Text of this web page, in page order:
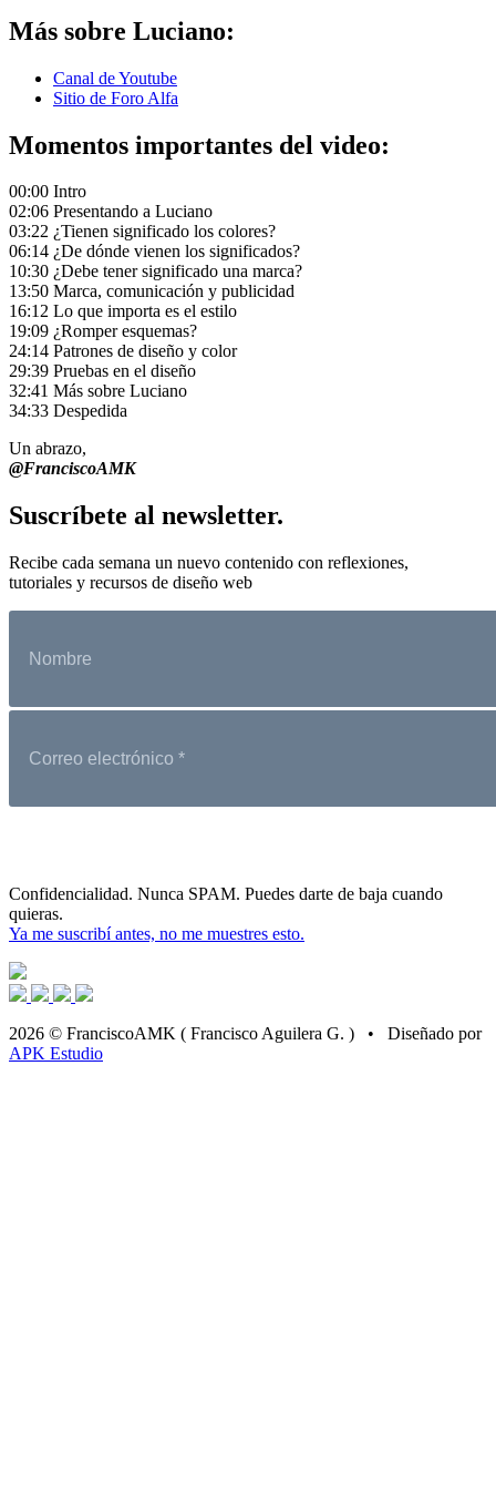
Más sobre Luciano:
Canal de Youtube
Sitio de Foro Alfa
Momentos importantes del video:
00:00 Intro
02:06 Presentando a Luciano
03:22 ¿Tienen significado los colores?
06:14 ¿De dónde vienen los significados?
10:30 ¿Debe tener significado una marca?
13:50 Marca, comunicación y publicidad
16:12 Lo que importa es el estilo
19:09 ¿Romper esquemas?
24:14 Patrones de diseño y color
29:39 Pruebas en el diseño
32:41 Más sobre Luciano
34:33 Despedida
Un abrazo,
@FranciscoAMK
Suscríbete al newsletter.
Recibe cada semana un nuevo contenido con reflexiones,
tutoriales y recursos de diseño web
Confidencialidad. Nunca SPAM. Puedes darte de baja cuando
quieras.
Ya me suscribí antes, no me muestres esto.
2026 © FranciscoAMK ( Francisco Aguilera G. ) • Diseñado por
APK Estudio